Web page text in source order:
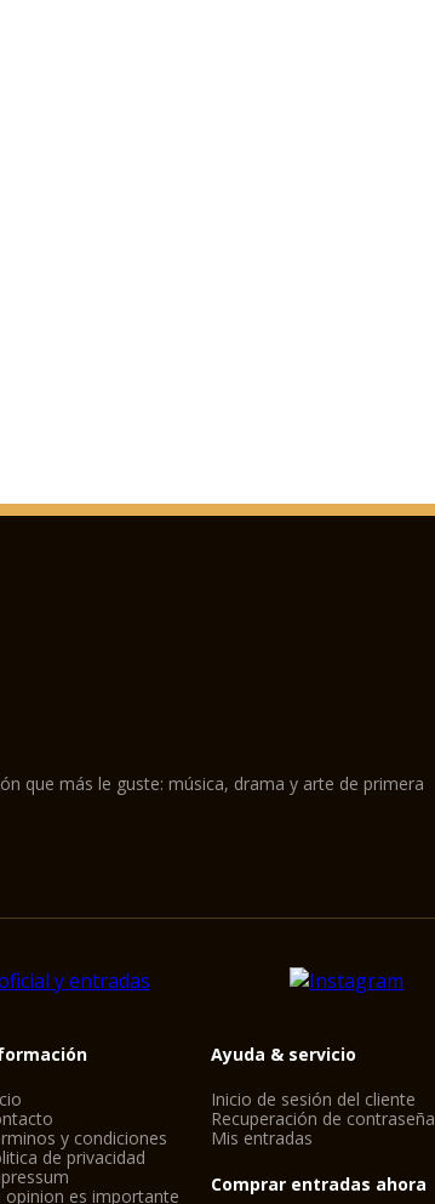
que más le guste: música, drama y arte de primera
y condiciones
de privacidad
opinion es importante
Ayuda & servicio
Inicio de sesión del cliente
Recuperación de contraseña
Mis entradas
Comprar entradas ahora